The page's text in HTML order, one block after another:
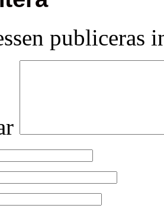
publiceras